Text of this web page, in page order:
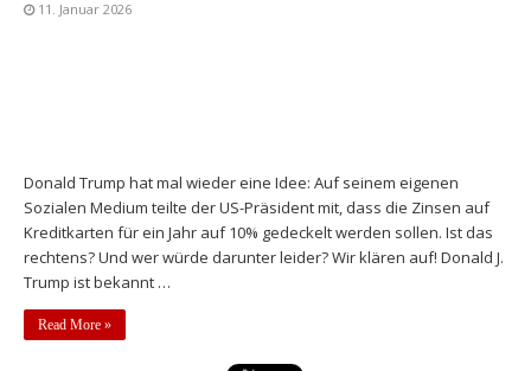
11. Januar 2026
Donald Trump hat mal wieder eine Idee: Auf seinem eigenen
Sozialen Medium teilte der US-Präsident mit, dass die Zinsen auf
Kreditkarten für ein Jahr auf 10% gedeckelt werden sollen. Ist das
rechtens? Und wer würde darunter leider? Wir klären auf! Donald J.
Trump ist bekannt …
Read More »